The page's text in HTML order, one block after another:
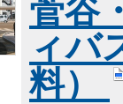
菅谷
ィバ
料）